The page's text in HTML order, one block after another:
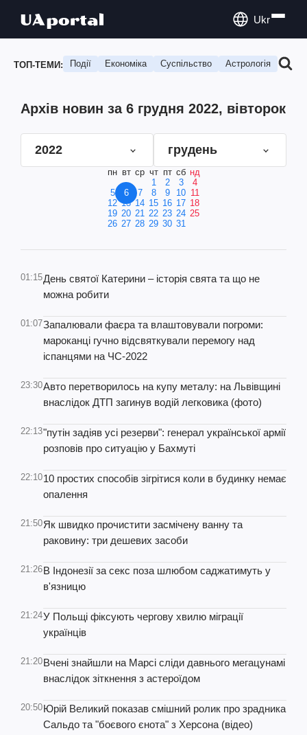
Ukr
ТОП-ТЕМИ: Події Економіка Суспільство Астрологія
Архів новин за 6 грудня 2022, вівторок
2022 грудень
пн вт ср чт пт сб нд
1
2 3
4
5
6 7 8 9 10 11
12 13 14 15 16 17 18
19 20 21 22 23 24 25
26 27 28 29 30 31
01:15День святої Катерини – історія свята та що не
можна робити
01:07Запалювали фаєра та влаштовували погроми:
мароканці гучно відсвяткували перемогу над
іспанцями на ЧС-2022
23:30Авто перетворилось на купу металу: на Львівщині
внаслідок ДТП загинув водій легковика (фото)
22:13"путін задіяв усі резерви": генерал української армії
розповів про ситуацію у Бахмуті
22:1010 простих способів зігрітися коли в будинку немає
опалення
21:50Як швидко прочистити засмічену ванну та
раковину: три дешевих засоби
21:26В Індонезії за секс поза шлюбом саджатимуть у
в'язницю
21:24У Польщі фіксують чергову хвилю міграції
українців
21:20Вчені знайшли на Марсі сліди давнього мегацунамі
внаслідок зіткнення з астероїдом
20:50Юрій Великий показав смішний ролик про зрадника
Сальдо та "боєвого єнота" з Херсона (відео)